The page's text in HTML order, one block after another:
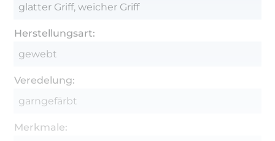
glatter Griff, weicher Griff
Herstellungsart:
gewebt
Veredelung:
garngefärbt
Merkmale: